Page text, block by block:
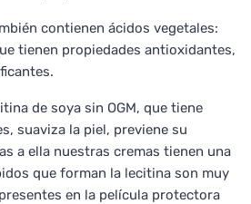
contienen ácidos vegetales:
tienen propiedades antioxidantes,
de soya sin OGM, que tiene
suaviza la piel, previene su
a ella nuestras cremas tienen una
que forman la lecitina son muy
en la película protectora